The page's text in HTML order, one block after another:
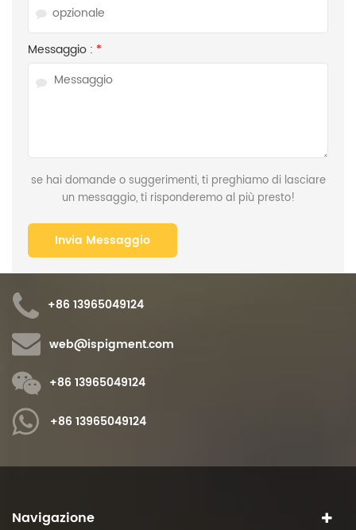
Messaggio : *
se hai domande o suggerimenti, ti preghiamo di lasciare
un messaggio, ti risponderemo al più presto!
+86 13965049124
web@ispigment.com
+86 13965049124
+86 13965049124
Navigazione